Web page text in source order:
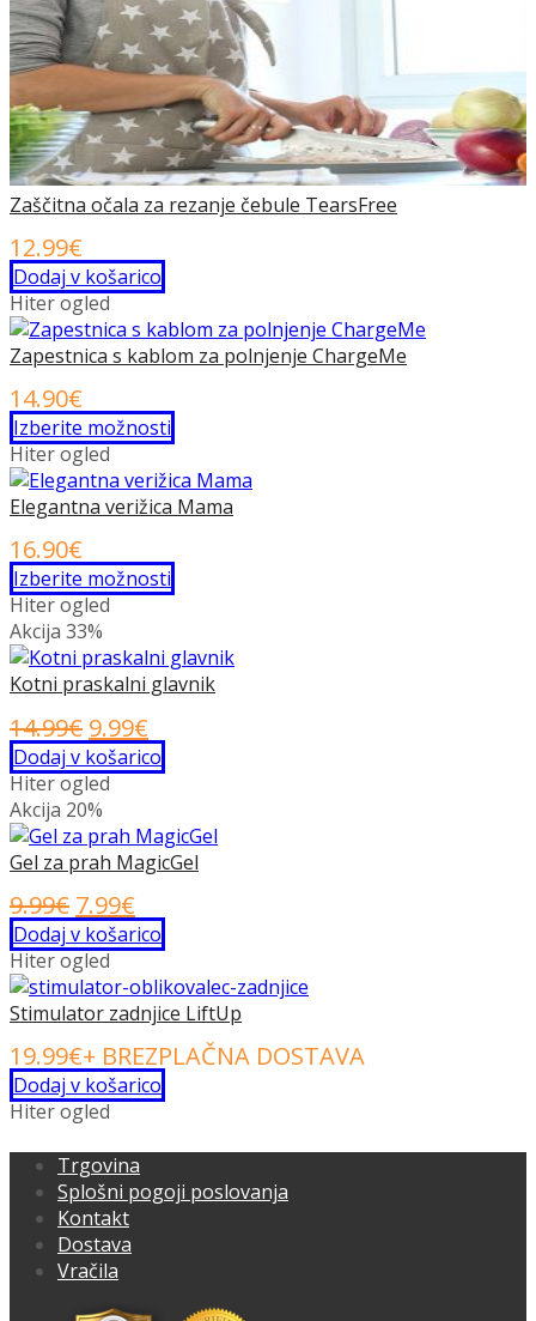
Zaščitna očala za rezanje čebule TearsFree
12.99€
Dodaj v košarico
Hiter ogled
Zapestnica s kablom za polnjenje ChargeMe
14.90€
Izberite možnosti
izdelek
ima
več
Možnosti
strani
izdelka
Hiter ogled
Elegantna verižica Mama
16.90€
Izberite možnosti
izdelek
več
različic.
izdelka
Hiter ogled
Akcija 33%
Kotni praskalni glavnik
14.99€ Izvirna
cena
je
bila:
14.99€.
9.99€
cena
9.99€.
Dodaj v košarico
Hiter ogled
Akcija 20%
Gel za prah MagicGel
9.99€ Izvirna
cena
je
bila:
9.99€.
7.99€
cena
7.99€.
Dodaj v košarico
Hiter ogled
Stimulator zadnjice LiftUp
19.99€+ BREZPLAČNA DOSTAVA
Dodaj v košarico
Hiter ogled
Trgovina
Splošni pogoji poslovanja
Kontakt
Dostava
Vračila